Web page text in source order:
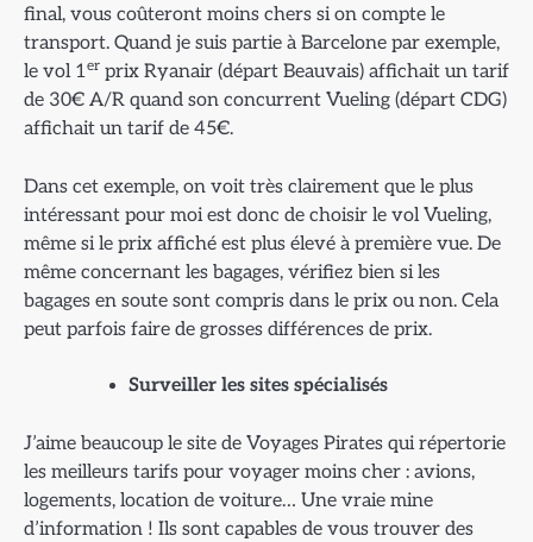
final, vous coûteront moins chers si on compte le
transport. Quand je suis partie à Barcelone par exemple,
le vol 1er prix Ryanair (départ Beauvais) affichait un tarif
de 30€ A/R quand son concurrent Vueling (départ CDG)
affichait un tarif de 45€.
Dans cet exemple, on voit très clairement que le plus
intéressant pour moi est donc de choisir le vol Vueling,
même si le prix affiché est plus élevé à première vue. De
même concernant les bagages, vérifiez bien si les
bagages en soute sont compris dans le prix ou non. Cela
peut parfois faire de grosses différences de prix.
Surveiller les sites spécialisés
J’aime beaucoup le site de Voyages Pirates qui répertorie
les meilleurs tarifs pour voyager moins cher : avions,
logements, location de voiture… Une vraie mine
d’information ! Ils sont capables de vous trouver des